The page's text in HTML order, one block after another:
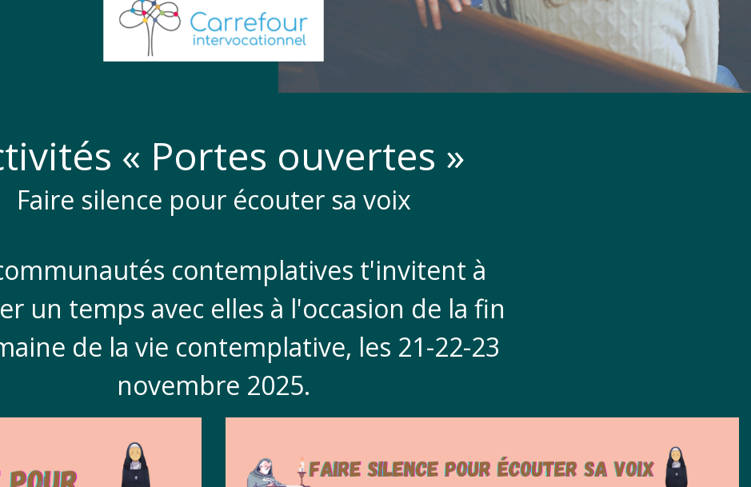
« Portes ouvertes »
Faire silence pour écouter sa voix
contemplatives t'invitent à
un temps avec elles à l'occasion de la fin
de la vie contemplative, les 21-22-23
novembre 2025.